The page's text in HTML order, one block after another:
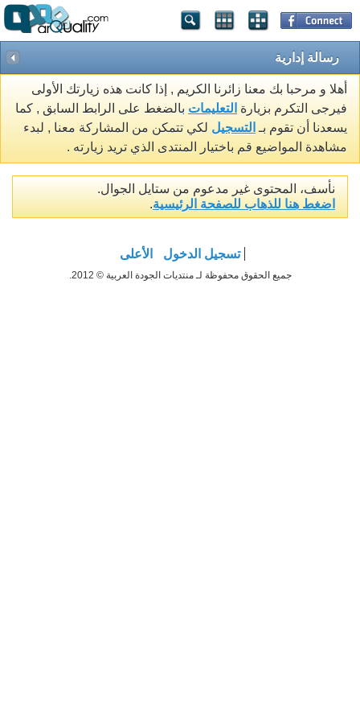
رسالة إدارية
أهلا و مرحبا بك معنا زائرنا الكريم , إذا كانت هذه زيارتك الأولى
فيرجى التكرم بزيارة التعليمات بالضغط على الرابط السابق , كما
يسعدنا أن تقوم بـ التسجيل لكي تتمكن من المشاركة معنا , لبدء
مشاهدة المواضيع قم باختيار المنتدى الذي تريد زيارته .
نأسف، المحتوى غير مدعوم من ستايل الجوال.
اضغط هنا للذهاب للصفحة الرئيسية.
تسجيل الدخول الأعلى
جميع الحقوق محفوظة لـ منتديات الجودة العربية © 2012.